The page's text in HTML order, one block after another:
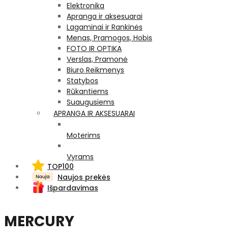
Elektronika
Apranga ir aksesuarai
Lagaminai ir Rankinės
Menas, Pramogos, Hobis
FOTO IR OPTIKA
Verslas, Pramonė
Biuro Reikmenys
Statybos
Rūkantiems
Suaugusiems
APRANGA IR AKSESUARAI
Moterims
Vyrams
TOP100
Naujos prekės
Išpardavimas
MERCURY